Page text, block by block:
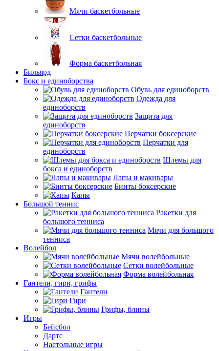
Мячи баскетбольные
Сетки баскетбольные
Форма баскетбольная
Бильярд
Бокс и единоборства
Обувь для единоборств
Одежда для
единоборств
Защита для
единоборств
Перчатки боксерские
Перчатки для
единоборств
Шлемы для
бокса и единоборств
Лапы и макивары
Бинты боксерские
Капы
Большой теннис
Ракетки для
большого тенниса
Мячи для большого
тенниса
Волейбол
Мячи волейбольные
Сетки волейбольные
Форма волейбольная
Гантели, гири, грифы
Гантели
Гири
Грифы, блины
Игры
Бейсбол
Дартс
Настольные игры